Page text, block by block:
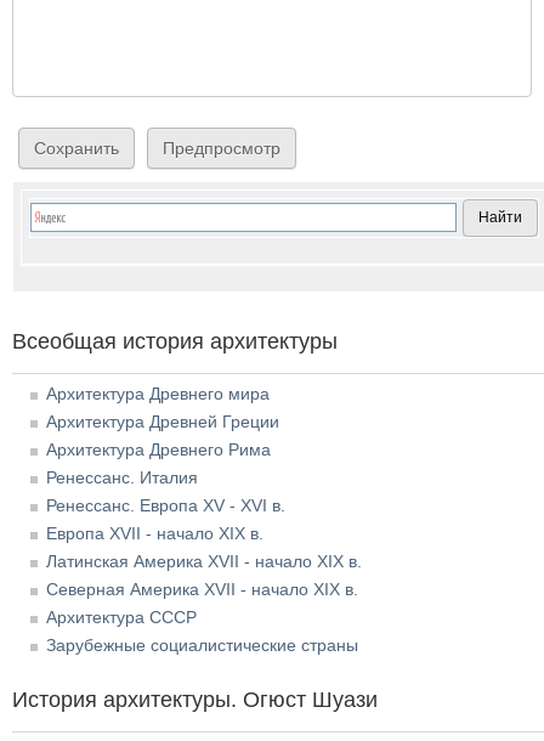
Всеобщая история архитектуры
Архитектура Древнего мира
Архитектура Древней Греции
Архитектура Древнего Рима
Ренессанс. Италия
Ренессанс. Европа XV - XVI в.
Европа XVII - начало XIX в.
Латинская Америка XVII - начало XIX в.
Северная Америка XVII - начало XIX в.
Архитектура СССР
Зарубежные социалистические страны
История архитектуры. Огюст Шуази